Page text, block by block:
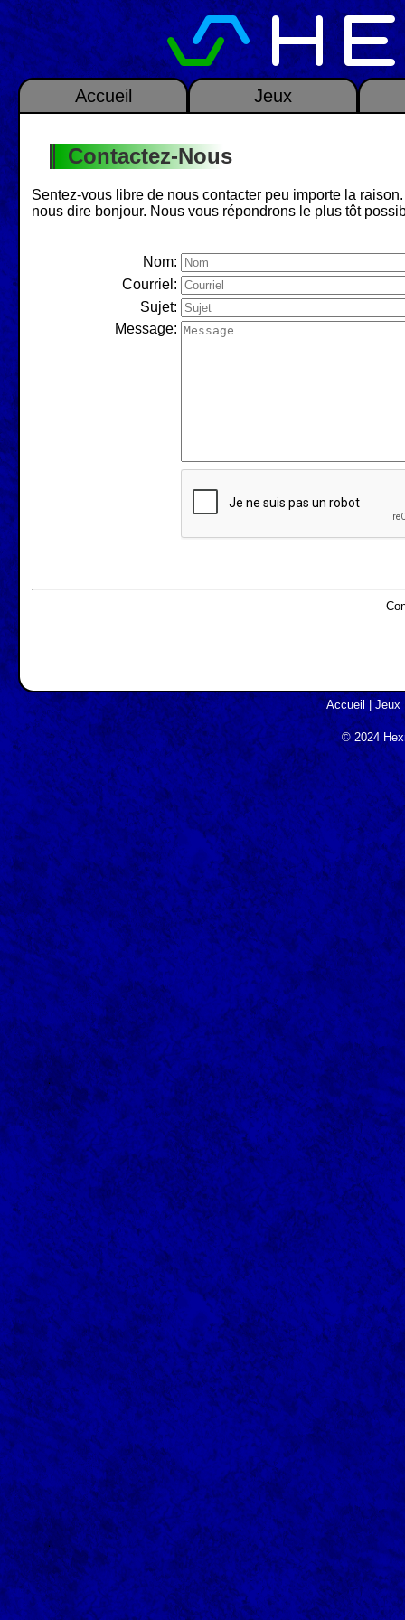
Accueil Jeux
Contactez-Nous
Sentez-vous libre de nous contacter peu importe la
nous dire bonjour. Nous vous répondrons le plus tôt
Nom:
Courriel:
Sujet:
Message:
Accueil |Jeux
© 2024